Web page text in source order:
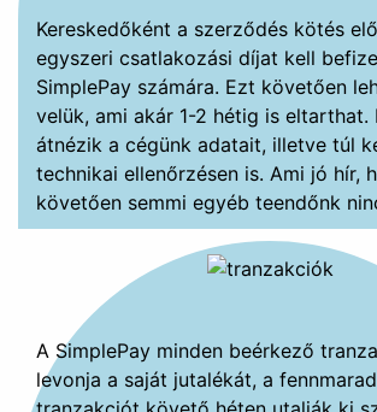
technikai ellenőrzésen is. Ami jó hír,
követően semmi egyéb teendőnk
A SimplePay minden beérkező
levonja a saját jutalékát, a
tranzakciót követő héten utalják ki
jutalékokhoz tartozó kondíciós lista
linken érhető el: